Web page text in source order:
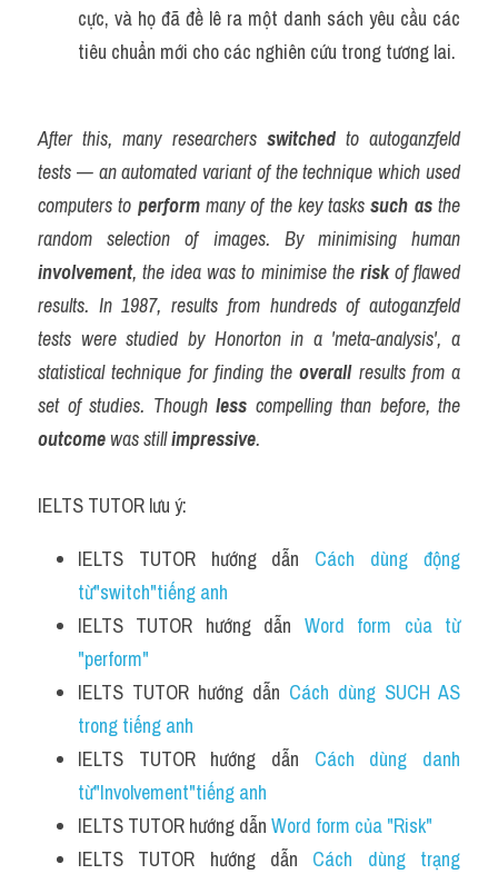
cực, và họ đã đề lê ra một danh sách yêu cầu các
tiêu chuẩn mới cho các nghiên cứu trong tương lai.
After this, many researchers switched to autoganzfeld
tests — an automated variant of the technique which used
computers to perform many of the key tasks such as the
involvement, the idea was to minimise the risk of flawed
results. In 1987, results from hundreds of autoganzfeld
tests were studied by Honorton in a 'meta-analysis', a
statistical technique for finding the overall results from a
set of studies. Though less
outcome was still impressive.
IELTS TUTOR lưu ý:
IELTS TUTOR hướng dẫn Cách dùng động
từ"switch"tiếng anh
IELTS TUTOR hướng dẫn Word form của từ
"perform"
IELTS TUTOR hướng dẫn Cách dùng SUCH AS
trong tiếng anh
IELTS TUTOR hướng dẫn Cách dùng danh
từ"Involvement"tiếng anh
IELTS TUTOR hướng dẫn Word form của "Risk"
IELTS TUTOR hướng dẫn Cách dùng trạng